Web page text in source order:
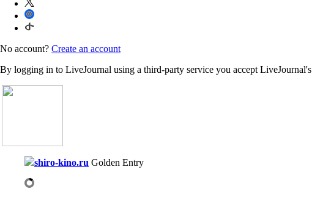
No account? Create an account
By logging in to LiveJournal using a third-party service you accept LiveJournal's
shiro-kino.ru Golden Entry